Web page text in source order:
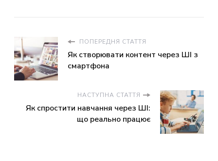
ПОПЕРЕДНЯ СТАТТЯ
Як створювати контент через ШІ з
смартфона
НАСТУПНА СТАТТЯ
Як спростити навчання через ШІ:
що реально працює